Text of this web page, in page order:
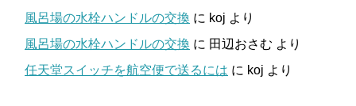
風呂場の水栓ハンドルの交換 に koj より
風呂場の水栓ハンドルの交換 に 田辺おさむ より
任天堂スイッチを航空便で送るには に koj より